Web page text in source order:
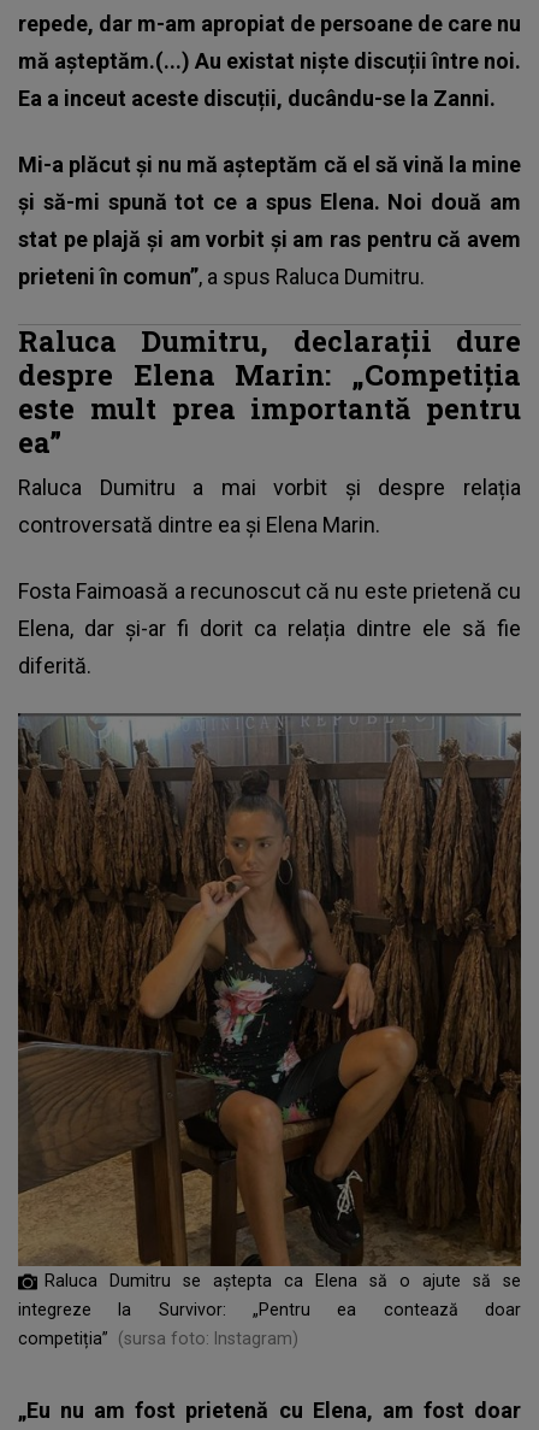
repede, dar m-am apropiat de persoane de care nu
mă așteptăm.(...) Au existat niște discuții între noi.
Ea a inceut aceste discuții, ducându-se la Zanni.
Mi-a plăcut și nu mă așteptăm că el să vină la mine
și să-mi spună tot ce a spus Elena. Noi două am
stat pe plajă și am vorbit și am ras pentru că avem
prieteni în comun”, a spus Raluca Dumitru.
Raluca Dumitru, declarații dure
despre Elena Marin: „Competiția
este mult prea importantă pentru
ea”
Raluca Dumitru a mai vorbit și despre relația
controversată dintre ea și Elena Marin.
Fosta Faimoasă a recunoscut că nu este prietenă cu
Elena, dar și-ar fi dorit ca relația dintre ele să fie
diferită.
Raluca Dumitru se aștepta ca Elena să o ajute să se
integreze la Survivor: „Pentru ea contează doar
competiția”
(sursa foto: Instagram)
„Eu nu am fost prietenă cu Elena, am fost doar